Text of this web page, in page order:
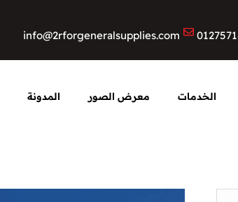
info@2rforgeneralsupplies.com
الخدمات معرض الصور المدونة